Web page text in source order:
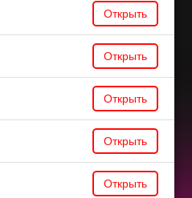
Открыть
Открыть
Открыть
Открыть
Открыть